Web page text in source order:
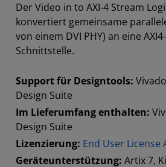
Der Video in to AXI-4 Stream
konvertiert gemeinsame
von einem DVI PHY) an eine
Schnittstelle.
Support für Designtools:
Design Suite
Im Lieferumfang enthalten:
Design Suite
Lizenzierung: End User License
Geräteunterstützung: Artix 7,